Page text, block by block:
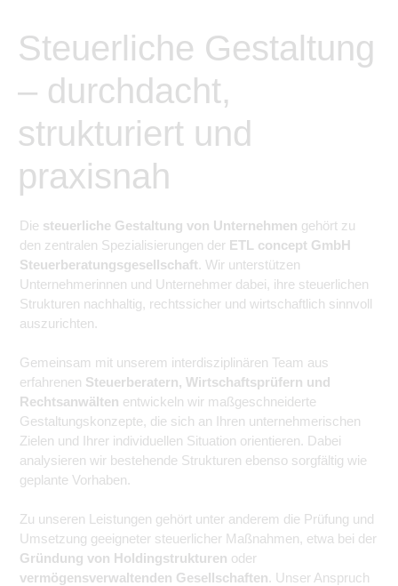
Steuerliche Gestaltung
– durchdacht,
strukturiert und
praxisnah
Die steuerliche Gestaltung von Unternehmen gehört zu
den zentralen Spezialisierungen der ETL concept GmbH
Steuerberatungsgesellschaft. Wir unterstützen
Unternehmerinnen und Unternehmer dabei, ihre steuerlichen
Strukturen nachhaltig, rechtssicher und wirtschaftlich sinnvoll
auszurichten.
Gemeinsam mit unserem interdisziplinären Team aus
erfahrenen Steuerberatern, Wirtschaftsprüfern und
Rechtsanwälten entwickeln wir maßgeschneiderte
Gestaltungskonzepte, die sich an Ihren unternehmerischen
Zielen und Ihrer individuellen Situation orientieren. Dabei
analysieren wir bestehende Strukturen ebenso sorgfältig wie
geplante Vorhaben.
Zu unseren Leistungen gehört unter anderem die Prüfung und
Umsetzung geeigneter steuerlicher Maßnahmen, etwa bei der
Gründung von Holdingstrukturen oder
vermögensverwaltenden Gesellschaften. Unser Anspruch